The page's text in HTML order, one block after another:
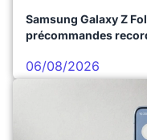
Samsung Galaxy Z
précommandes
06/08/2026